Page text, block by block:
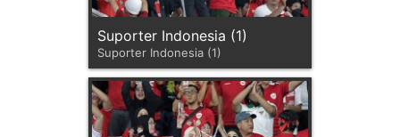
Suporter Indonesia (1)
Suporter Indonesia (1)